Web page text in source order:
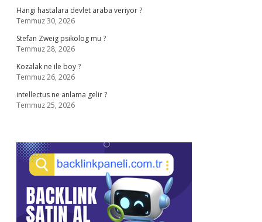
Hangi hastalara devlet araba veriyor ?
Temmuz 30, 2026
Stefan Zweig psikolog mu ?
Temmuz 28, 2026
Kozalak ne ile boy ?
Temmuz 26, 2026
intellectus ne anlama gelir ?
Temmuz 25, 2026